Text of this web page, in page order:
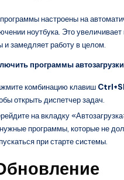
настроены на
ноутбука. Это увеличивает
и замедляет работу в целом.
программы
комбинацию клавиш
открыть диспетчер задач.
на вкладку
программы, которые не
при старте системы.